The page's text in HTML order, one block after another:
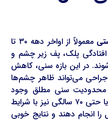
معمولاً از اواخر دهه ۳۰ تا
افتادگی پلک، پف زیر چشم و
در این بازه سنی، کاهش
می‌تواند ظاهر چشم‌ها
محدودیت سنی مطلق وجود
ندارد؛ بسیاری از افراد در دهه ۶۰ یا حتی ۷۰ سالگی نیز با شرایط
انجام دهند و نتایج خوبی